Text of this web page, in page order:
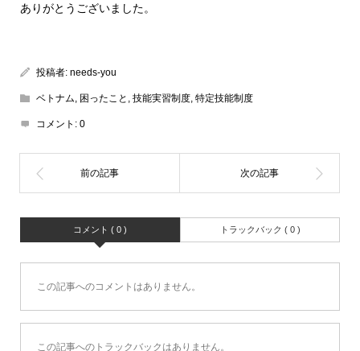
ありがとうございました。
投稿者: needs-you
ベトナム, 困ったこと , 技能実習制度, 特定技能制度
コメント: 0
コメント ( 0 ) トラックバック ( 0 )
この記事へのコメントはありません。
この記事へのトラックバックはありません。